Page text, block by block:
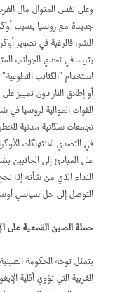
وعلى نفس المنوال مال
جديدة مع روسيا بسبب
الشر، فالرغبة في تصوير
يتردد في تحدي الجوانب
استخدام "الكتائب
أو إطلاق النار دون تمييز
القوات الموالية لروسيا
تجمعات سكانية مدنية
في التصدي للانتهاكات
على المبادئ إلى الجانبين
النداء الذي من شأنه إذا
التوصل إلى حل سياسي
حملة الصين القمعية على
يتمثل توجه الحكومة
الغربية التي تؤوي أقلية